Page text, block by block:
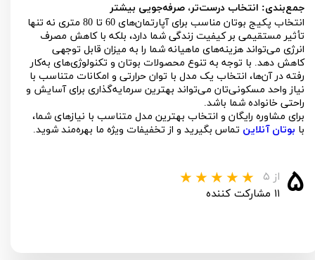
جمع‌بندی: انتخاب درست‌تر، صرفه‌جویی بیشتر
انتخاب پکیج بوتان مناسب برای آپارتمان‌های 60 تا 80 متری نه تنها
تأثیر مستقیمی بر کیفیت زندگی شما دارد، بلکه با کاهش مصرف
انرژی می‌تواند هزینه‌های ماهیانه شما را به میزان قابل توجهی
کاهش دهد. با توجه به تنوع محصولات بوتان و تکنولوژی‌های به‌کار
رفته در آن‌ها، انتخاب یک مدل با توان حرارتی و امکانات متناسب با
نیاز واحد مسکونی‌تان می‌تواند بهترین سرمایه‌گذاری برای آسایش و
راحتی خانواده شما باشد.
برای مشاوره رایگان و انتخاب بهترین مدل متناسب با نیازهای شما،
با بوتان آنلاین تماس بگیرید و از تخفیفات ویژه ما بهره‌مند شوید.
۵ از ۵
۱۱ مشارکت کننده